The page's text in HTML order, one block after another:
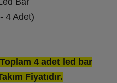
4 Adet)
4 adet led bar
Fiyatıdır.